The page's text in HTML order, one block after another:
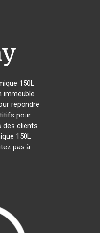
150L
immeuble
répondre
pour
des clients
150L
pas à